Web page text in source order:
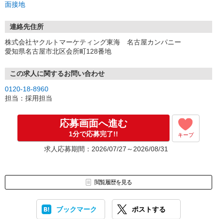
面接地
連絡先住所
株式会社ヤクルトマーケティング東海 名古屋カンパニー
愛知県名古屋市北区会所町128番地
この求人に関するお問い合わせ
0120-18-8960
担当：採用担当
応募画面へ進む
1分で応募完了!! キープ
求人応募期間：2026/07/27～2026/08/31
閲覧履歴を見る
ブックマーク ポストする